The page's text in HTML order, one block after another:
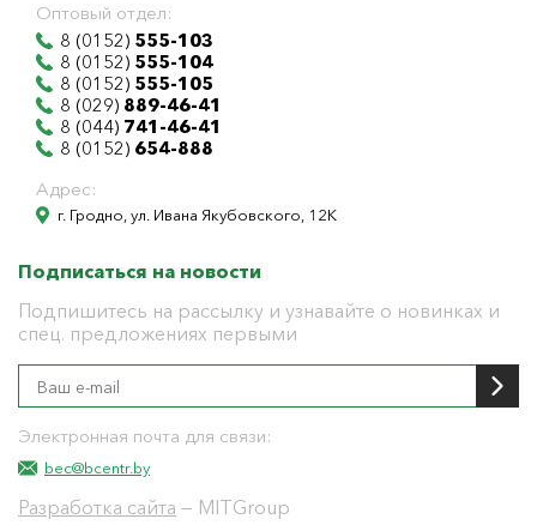
Оптовый отдел:
8 (0152) 555-103
8 (0152) 555-104
8 (0152) 555-105
8 (029) 889-46-41
8 (044) 741-46-41
8 (0152) 654-888
Адрес:
г. Гродно, ул. Ивана Якубовского, 12К
Подписаться на новости
Подпишитесь на рассылку и узнавайте о новинках и
спец. предложениях первыми
Электронная почта для связи:
bec@bcentr.by
Разработка сайта — MITGroup